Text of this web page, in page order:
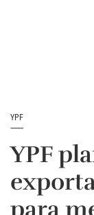
YPF
YPF